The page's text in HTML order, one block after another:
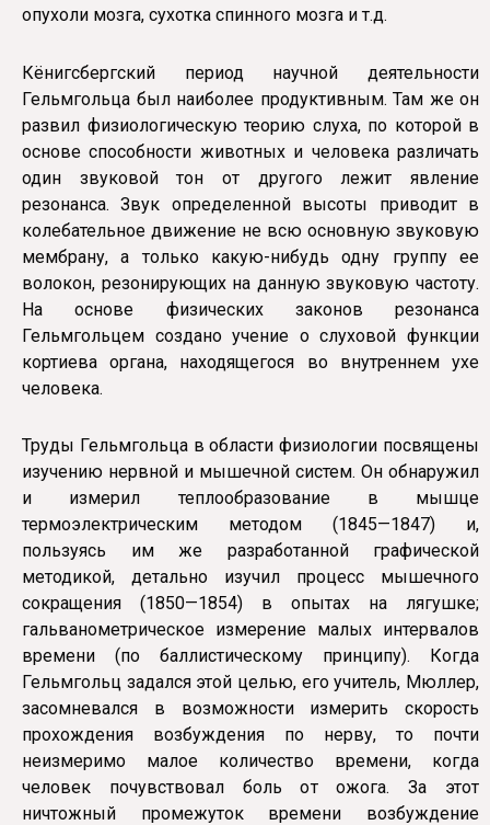
опухоли мозга, сухотка спинного мозга и т.д.
Кёнигсбергский период научной деятельности
Гельмгольца был наиболее продуктивным. Там же он
развил физиологическую теорию слуха, по которой в
основе способности животных и человека различать
один звуковой тон от другого лежит явление
резонанса. Звук определенной высоты приводит в
колебательное движение не всю основную звуковую
мембрану, а только какую-нибудь одну группу ее
волокон, резонирующих на данную звуковую частоту.
На основе физических законов резонанса
Гельмгольцем создано учение о слуховой функции
кортиева органа, находящегося во внутреннем ухе
человека.
Труды Гельмгольца в области физиологии посвящены
изучению нервной и мышечной систем. Он обнаружил
и измерил теплообразование в мышце
термоэлектрическим методом (1845—1847) и,
пользуясь им же разработанной графической
методикой, детально изучил процесс мышечного
сокращения (1850—1854) в опытах на лягушке;
гальванометрическое измерение малых интервалов
времени (по баллистическому принципу). Когда
Гельмгольц задался этой целью, его учитель, Мюллер,
засомневался в возможности измерить скорость
прохождения возбуждения по нерву, то почти
неизмеримо малое количество времени, когда
человек почувствовал боль от ожога. За этот
ничтожный промежуток времени возбуждение